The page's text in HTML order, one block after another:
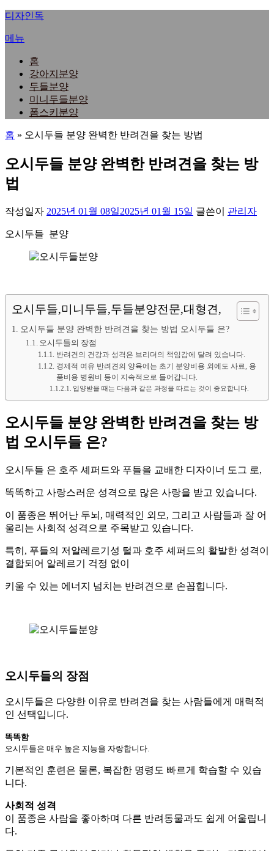
내
으
디자인독
메뉴
홈
강아지분양
두들분양
미니두들분양
폼스키분양
홈 » 오시두들 분양 완벽한 반려견을 찾는 방법
오시두들 분양 완벽한 반려견을 찾는 방
법
작성일자 2025년 01월 08일2025년 01월 15일 글쓴이 관리자
오시두들 분양
오시두들,미니두들,두들분양전문,대형견,
오시두들 분양 완벽한 반려견을 찾는 방법 오시두들 은?
오시두들의 장점
반려견의 건강과 성격은 브리더의 책임감에 달려 있습니다.
경제적 여유 반려견의 양육에는 초기 분양비용 외에도 사료, 용
품비용 병원비 등이 지속적으로 들어갑니다.
입양받을 때는 다음과 같은 과정을 따르는 것이 중요합니다.
오시두들 분양 완벽한 반려견을 찾는 방
법 오시두들 은?
오시두들 은 호주 셰퍼드와 푸들을 교배한 디자이너 도그 로,
똑똑하고 사랑스러운 성격으로 많은 사랑을 받고 있습니다.
이 품종은 뛰어난 두뇌, 매력적인 외모, 그리고 사람들과 잘 어
울리는 사회적 성격으로 주목받고 있습니다.
특히, 푸들의 저알레르기성 털과 호주 셰퍼드의 활발한 성격이
결합되어 알레르기 걱정 없이
키울 수 있는 에너지 넘치는 반려견으로 손꼽힙니다.
오시두들의 장점
오시두들은 다양한 이유로 반려견을 찾는 사람들에게 매력적
인 선택입니다.
똑똑함
오시두들은 매우 높은 지능을 자랑합니다.
기본적인 훈련은 물론, 복잡한 명령도 빠르게 학습할 수 있습
니다.
사회적 성격
이 품종은 사람을 좋아하며 다른 반려동물과도 쉽게 어울립니
다.